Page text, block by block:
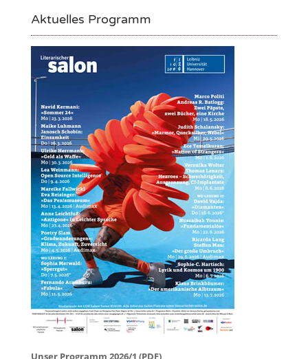
Aktuelles Programm
Unser Programm 2026/1 (PDF)